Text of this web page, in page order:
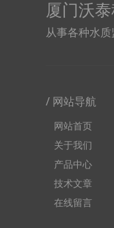
厦门沃
从事各种水
/ 网站导航
网站首页
关于我们
产品中心
技术文章
在线留言